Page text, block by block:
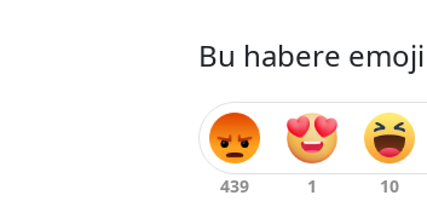
Bu habere